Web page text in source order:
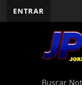
ENTRAR